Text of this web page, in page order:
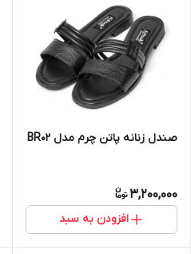
صندل زنانه پاتن چرم مدل BR02
3,200,000
افزودن به سبد